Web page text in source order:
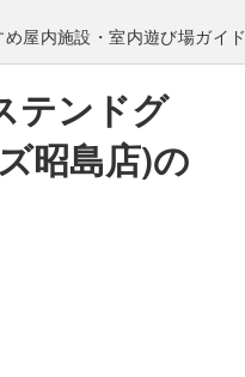
屋内施設・室内遊び場ガイド
テンドグ
昭島店)の